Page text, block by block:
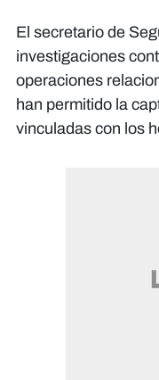
El secretario de
investigaciones
operaciones
han permitido la
vinculadas con los